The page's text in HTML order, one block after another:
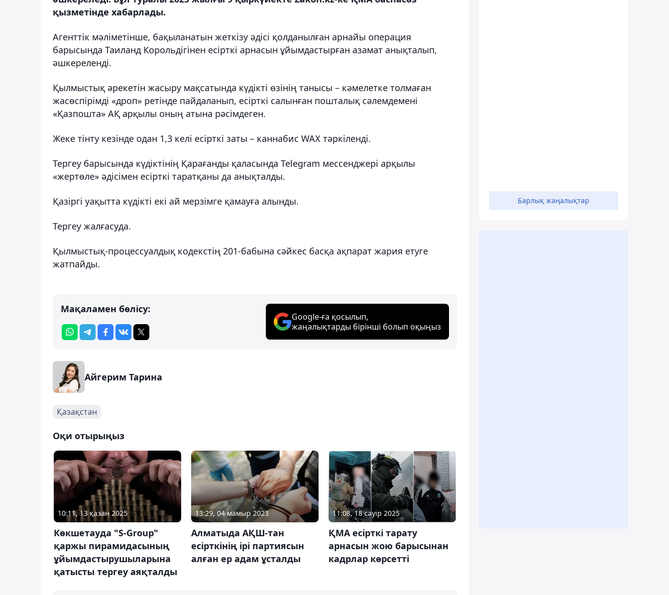
қызметінде хабарлады.
Агенттік мәліметінше, бақыланатын жеткізу әдісі қолданылған арнайы операция
барысында Таиланд Корольдігінен есірткі арнасын ұйымдастырған азамат анықталып,
әшкереленді.
Қылмыстық әрекетін жасыру мақсатында күдікті өзінің танысы – кәмелетке толмаған
жасөспірімді «дроп» ретінде пайдаланып, есірткі салынған пошталық сәлемдемені
«Қазпошта» АҚ арқылы оның атына рәсімдеген.
Жеке тінту кезінде одан 1,3 келі есірткі заты – каннабис WAX тәркіленді.
Тергеу барысында күдіктінің Қарағанды қаласында Telegram мессенджері арқылы
«жертөле» әдісімен есірткі таратқаны да анықталды.
Қазіргі уақытта күдікті екі ай мерзімге қамауға алынды.
Тергеу жалғасуда.
Қылмыстық-процессуалдық кодекстің 201-бабына сәйкес басқа ақпарат жария етуге
жатпайды.
Мақаламен бөлісу:
Google-ға қосылып,
жаңалықтарды бірінші болып оқыңыз
Айгерим Тарина
Қазақстан
Оқи отырыңыз
10:11, 13 қазан 2025
Көкшетауда "S-Group"
қаржы пирамидасының
ұйымдастырушыларына
қатысты тергеу аяқталды
13:29, 04 мамыр 2023
Алматыда АҚШ-тан
есірткінің ірі партиясын
алған ер адам ұсталды
11:08, 18 сәуір 2025
ҚМА есірткі тарату
арнасын жою барысынан
кадрлар көрсетті
Барлық жаңалықтар